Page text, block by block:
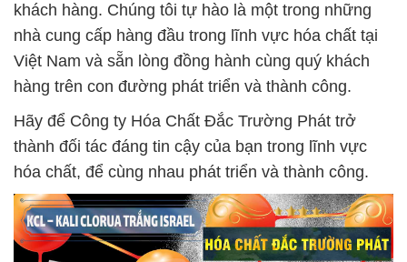
khách hàng. Chúng tôi tự hào là một trong những
nhà cung cấp hàng đầu trong lĩnh vực hóa chất tại
Việt Nam và sẵn lòng đồng hành cùng quý khách
hàng trên con đường phát triển và thành công.
Hãy để Công ty Hóa Chất Đắc Trường Phát trở
thành đối tác đáng tin cậy của bạn trong lĩnh vực
hóa chất, để cùng nhau phát triển và thành công.